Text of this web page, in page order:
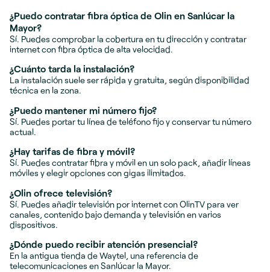
¿Puedo contratar fibra óptica de Olin en Sanlúcar la
Mayor?
Sí. Puedes comprobar la cobertura en tu dirección y contratar
internet con fibra óptica de alta velocidad.
¿Cuánto tarda la instalación?
La instalación suele ser rápida y gratuita, según disponibilidad
técnica en la zona.
¿Puedo mantener mi número fijo?
Sí. Puedes portar tu línea de teléfono fijo y conservar tu número
actual.
¿Hay tarifas de fibra y móvil?
Sí. Puedes contratar fibra y móvil en un solo pack, añadir líneas
móviles y elegir opciones con gigas ilimitados.
¿Olin ofrece televisión?
Sí. Puedes añadir televisión por internet con OlinTV para ver
canales, contenido bajo demanda y televisión en varios
dispositivos.
¿Dónde puedo recibir atención presencial?
En la antigua tienda de Waytel, una referencia de
telecomunicaciones en Sanlúcar la Mayor.